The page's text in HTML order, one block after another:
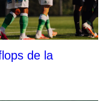
de la